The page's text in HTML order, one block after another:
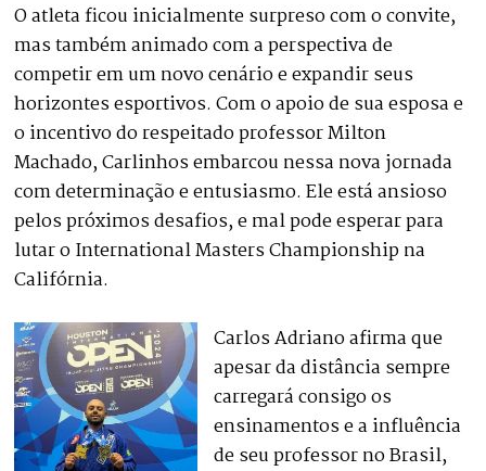
O atleta ficou inicialmente surpreso com o convite,
mas também animado com a perspectiva de
competir em um novo cenário e expandir seus
horizontes esportivos. Com o apoio de sua esposa e
o incentivo do respeitado professor Milton
Machado, Carlinhos embarcou nessa nova jornada
com determinação e entusiasmo. Ele está ansioso
pelos próximos desafios, e mal pode esperar para
lutar o International Masters Championship na
Califórnia.
Carlos Adriano afirma que
apesar da distância sempre
carregará consigo os
ensinamentos e a influência
de seu professor no Brasil,